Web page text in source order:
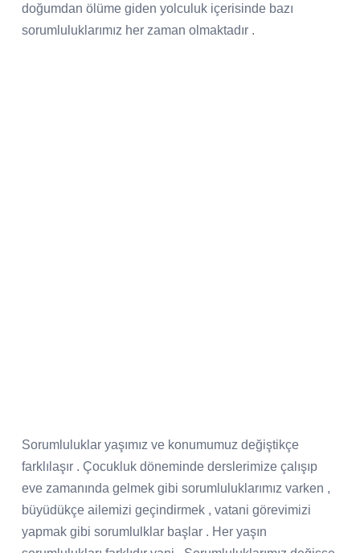
doğumdan ölüme giden yolculuk içerisinde bazı
sorumluluklarımız her zaman olmaktadır .
Sorumluluklar yaşımız ve konumumuz değiştikçe
farklılaşır . Çocukluk döneminde derslerimize çalışıp
eve zamanında gelmek gibi sorumluluklarımız varken ,
büyüdükçe ailemizi geçindirmek , vatani görevimizi
yapmak gibi sorumlulklar başlar . Her yaşın